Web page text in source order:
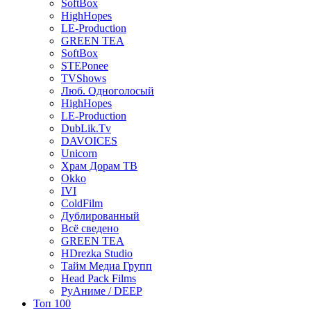
SoftBox
HighHopes
LE-Production
GREEN TEA
SoftBox
STEPonee
TVShows
Люб. Одноголосый
HighHopes
LE-Production
DubLik.Tv
DAVOICES
Unicorn
Храм Дорам ТВ
Okko
IVI
ColdFilm
Дублированный
Всё сведено
GREEN TEA
HDrezka Studio
Тайм Медиа Групп
Head Pack Films
РуАниме / DEEP
Топ 100